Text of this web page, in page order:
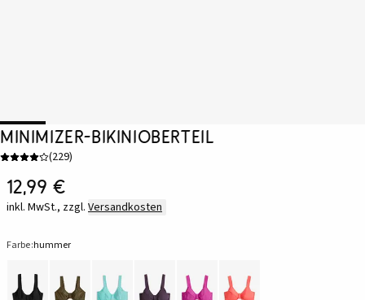
Minimizer-Bikinioberteil
(229)
12,99 €
inkl. MwSt., zzgl. Versandkosten
Farbe:hummer